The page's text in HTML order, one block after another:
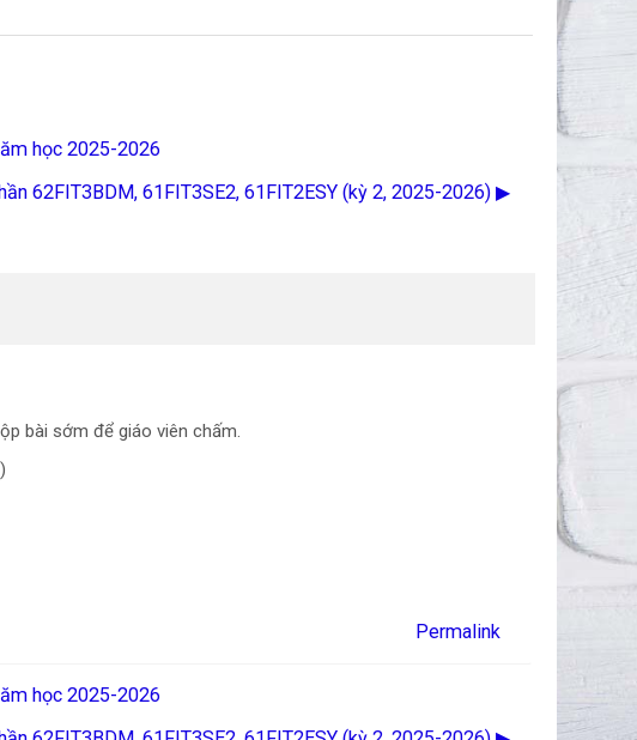
học 2025-2026
62FIT3BDM, 61FIT3SE2, 61FIT2ESY (kỳ 2, 2025-2026) ▶︎
bài sớm để giáo viên chấm.
Permalink
học 2025-2026